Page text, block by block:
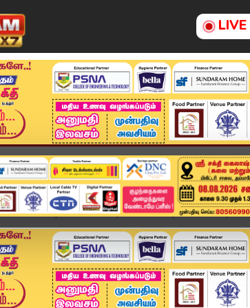
அண்மை தமிழ்நாடு சினிமா அரசியல்
31.05.2026 | Kumudam Express News | Tamilnadu |...